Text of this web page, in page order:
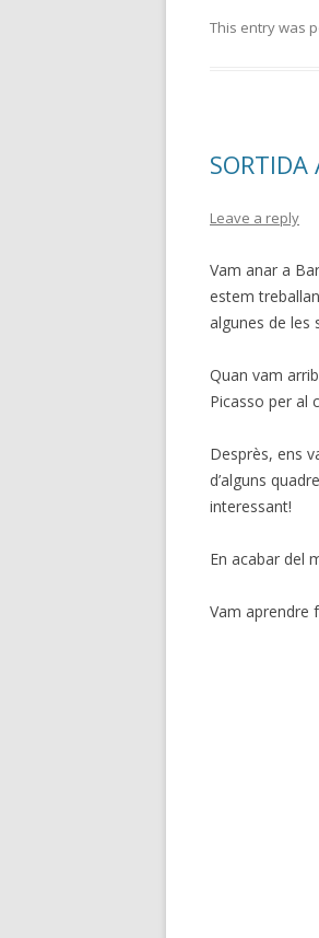
This entry was
SORTIDA
Leave a reply
Vam anar a
estem
algunes de les
Quan vam
Picasso per al
Desprès, ens
d’alguns
interessant!
En acabar del
Vam aprendre